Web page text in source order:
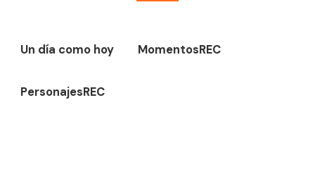
Un día como hoy MomentosREC
PersonajesREC